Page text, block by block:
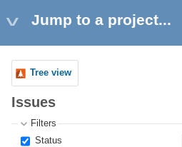
Jump to a project...
Tree view
Issues
Filters
Status